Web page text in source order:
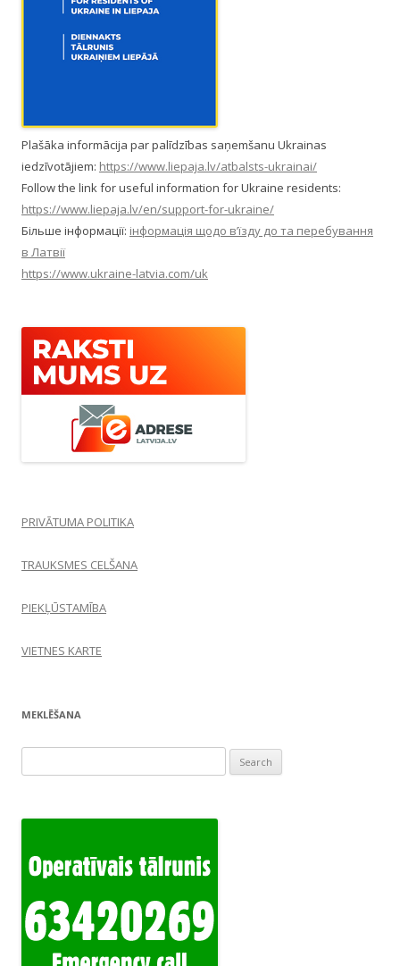
Plašāka informācija par palīdzības saņemšanu Ukrainas
iedzīvotājiem: https://www.liepaja.lv/atbalsts-ukrainai/
Follow the link for useful information for Ukraine residents:
https://www.liepaja.lv/en/support-for-ukraine/
Більше інформації: інформація щодо в’їзду до та перебування
в Латвії
https://www.ukraine-latvia.com/uk
PRIVĀTUMA POLITIKA
TRAUKSMES CELŠANA
PIEKĻŪSTAMĪBA
VIETNES KARTE
MEKLĒŠANA
for: